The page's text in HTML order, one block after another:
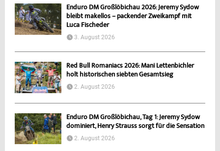
Enduro DM Großlöbichau 2026: Jeremy Sydow
bleibt makellos – packender Zweikampf mit
Luca Fischeder
3. August 2026
Red Bull Romaniacs 2026: Mani Lettenbichler
holt historischen siebten Gesamtsieg
2. August 2026
Enduro DM Großlöbichau, Tag 1: Jeremy Sydow
dominiert, Henry Strauss sorgt für die Sensation
2. August 2026